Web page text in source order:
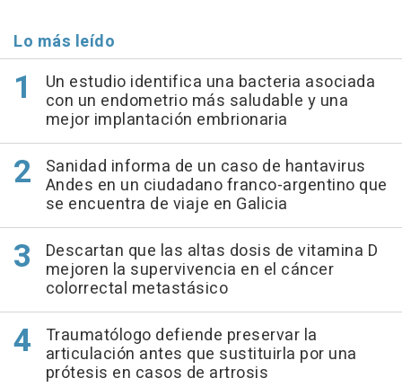
Lo más leído
Un estudio identifica una bacteria asociada
con un endometrio más saludable y una
mejor implantación embrionaria
Sanidad informa de un caso de hantavirus
Andes en un ciudadano franco-argentino que
se encuentra de viaje en Galicia
Descartan que las altas dosis de vitamina D
mejoren la supervivencia en el cáncer
colorrectal metastásico
Traumatólogo defiende preservar la
articulación antes que sustituirla por una
prótesis en casos de artrosis